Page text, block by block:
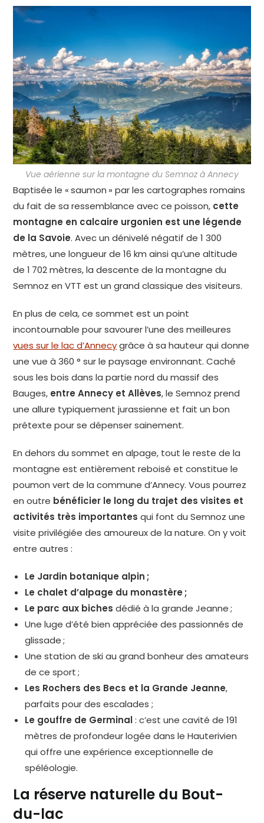
Vue aérienne sur la montagne du Semnoz à Annecy
Baptisée le « saumon » par les cartographes romains
du fait de sa ressemblance avec ce poisson, cette
montagne en calcaire urgonien est une légende
de la Savoie. Avec un dénivelé négatif de 1 300
mètres, une longueur de 16 km ainsi qu’une altitude
de 1 702 mètres, la descente de la montagne du
Semnoz en VTT est un grand classique des visiteurs.
En plus de cela, ce sommet est un point
incontournable pour savourer l’une des meilleures
vues sur le lac d’Annecygrâce à sa hauteur qui donne
une vue à 360 ° sur le paysage environnant. Caché
sous les bois dans la partie nord du massif des
Bauges, entre Annecy et Allèves, le Semnoz prend
une allure typiquement jurassienne et fait un bon
prétexte pour se dépenser sainement.
En dehors du sommet en alpage, tout le reste de la
montagne est entièrement reboisé et constitue le
poumon vert de la commune d’Annecy. Vous pourrez
en outre bénéficier le long du trajet des visites et
activités très importantes qui font du Semnoz une
visite privilégiée des amoureux de la nature. On y voit
entre autres :
Le Jardin botanique alpin ;
Le chalet d’alpage du monastère ;
Le parc aux biches dédié à la grande Jeanne ;
Une luge d’été bien appréciée des passionnés de
glissade ;
Une station de ski au grand bonheur des amateurs
de ce sport ;
Les Rochers des Becs et la Grande Jeanne,
parfaits pour des escalades ;
Le gouffre de Germinal: c’est une cavité de 191
mètres de profondeur logée dans le Hauterivien
qui offre une expérience exceptionnelle de
spéléologie.
La réserve naturelle du Bout-
du-lac